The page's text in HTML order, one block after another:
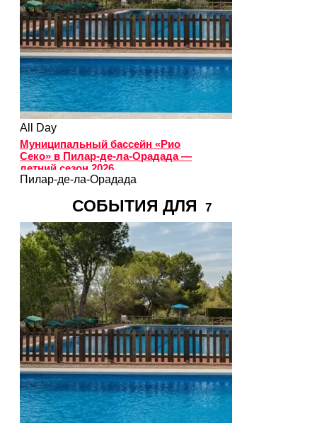
All Day
Муниципальный бассейн «Рио
Секо» в Пилар-де-ла-Орадада —
летний сезон 2026
Пилар-де-ла-Орадада
СОБЫТИЯ ДЛЯ 7